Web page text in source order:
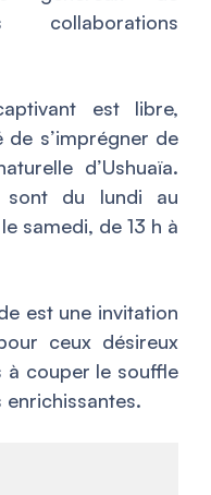
est libre,
s’imprégner de
d’Ushuaïa.
sont du lundi au
samedi, de 13 h à
est une invitation
ceux désireux
à couper le souffle